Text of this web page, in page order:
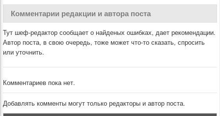
Комментарии редакции и автора поста
Тут шеф-редактор сообщает о найденых ошибках, дает рекомендации.
Автор поста, в свою очередь, тоже может что-то сказать, спросить
или уточнить.
Комментариев пока нет.
Добавлять комменты могут только редакторы и автор поста.